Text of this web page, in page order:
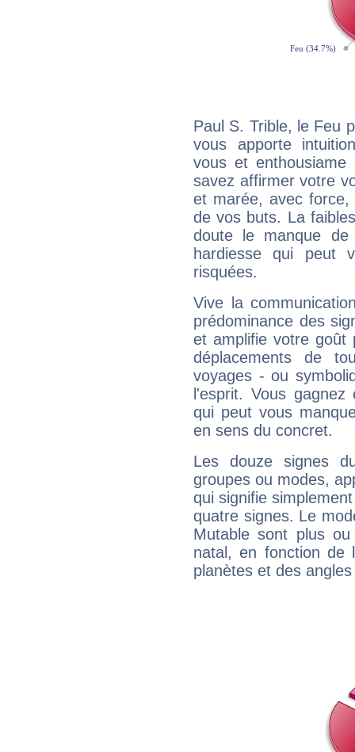
Paul S. Trible, le Feu
vous apporte
vous et
savez affirmer votre
et marée, avec
de vos buts. La
doute le manque
hardiesse qui peut
risquées.
Vive la
prédominance des
et amplifie votre goût
déplacements de
voyages - ou
l'esprit. Vous
qui peut vous
en sens du concret.
Les douze signes
groupes ou modes,
qui signifie
quatre signes. Le
Mutable sont plus
natal, en fonction de
planètes et des